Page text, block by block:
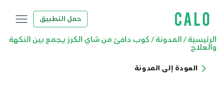
حمل التطبيق
الرئيسية/ المدونة/ كوب دافئ من شاي الكرز يجمع بين النكهة
والعلاج
العودة إلى المدونة